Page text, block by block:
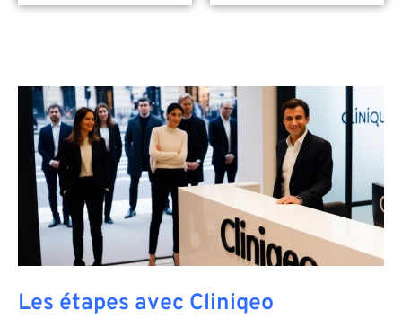
Les étapes avec Cliniqeo